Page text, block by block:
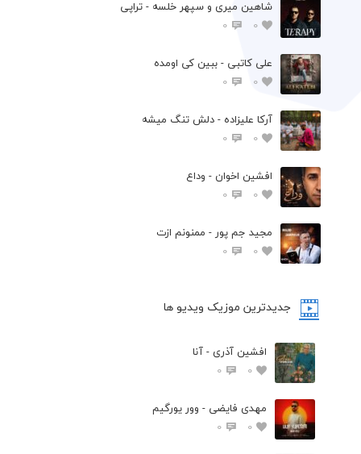
شاهین میری و سپهر خلسه - تراپی
0
0
علی کاتبی - ببین کی اومده
0
0
آرکا علیزاده - دلش تنگ میشه
0
0
افشين اخوان - وداع
0
0
مجید جم پور - ممنونم ازت
0
0
جدیدترین موزیک ویدیو ها
افشین آذری - آنا
0
0
مهدی فایضی - وور یورگیم
0
0